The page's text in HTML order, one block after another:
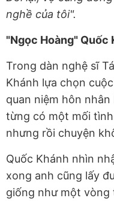
nghề của tôi".
"Ngọc Hoàng" Quốc
Trong dàn nghệ sĩ
Khánh lựa chọn
quan niệm hôn
từng có một mối
nhưng rồi chuyện
Quốc Khánh nhìn
xong anh cũng lấy
giống như một vòng